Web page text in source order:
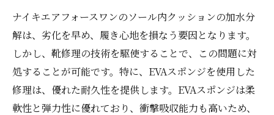
ナイキエアフォースワンのソール内クッションの加水分
解は、劣化を早め、履き心地を損なう要因となります。
しかし、靴修理の技術を駆使することで、この問題に対
処することが可能です。特に、EVAスポンジを使用した
修理は、優れた耐久性を提供します。EVAスポンジは柔
軟性と弾力性に優れており、衝撃吸収能力も高いため、